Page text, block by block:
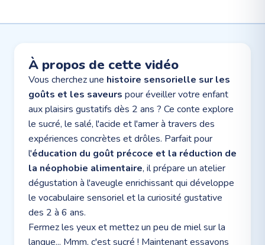
À propos de cette vidéo
Vous cherchez une histoire sensorielle sur les
goûts et les saveurs pour éveiller votre enfant
aux plaisirs gustatifs dès 2 ans ? Ce conte explore
le sucré, le salé, l'acide et l'amer à travers des
expériences concrètes et drôles. Parfait pour
l'éducation du goût précoce et la réduction de
la néophobie alimentaire, il prépare un atelier
dégustation à l'aveugle enrichissant qui développe
le vocabulaire sensoriel et la curiosité gustative
des 2 à 6 ans.
Fermez les yeux et mettez un peu de miel sur la
langue... Mmm, c'est sucré ! Maintenant essayons